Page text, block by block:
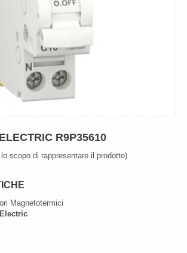
R9P35610
scopo di rappresentare il prodotto)
Magnetotermici